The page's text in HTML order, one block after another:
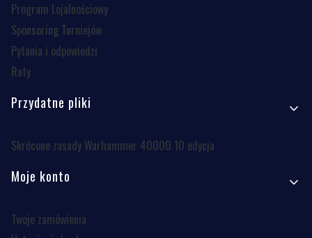
Program Lojalnościowy
Sponsoring Turniejów
Pytania i odpowiedzi
Raty
Przydatne pliki
Skrócone zasady Warhammer 40000 10 edycja
Moje konto
Twoje zamówienia